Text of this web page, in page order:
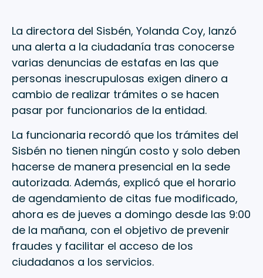
La directora del Sisbén, Yolanda Coy, lanzó
una alerta a la ciudadanía tras conocerse
varias denuncias de estafas en las que
personas inescrupulosas exigen dinero a
cambio de realizar trámites o se hacen
pasar por funcionarios de la entidad.
La funcionaria recordó que los trámites del
Sisbén no tienen ningún costo y solo deben
hacerse de manera presencial en la sede
autorizada. Además, explicó que el horario
de agendamiento de citas fue modificado,
ahora es de jueves a domingo desde las 9:00
de la mañana, con el objetivo de prevenir
fraudes y facilitar el acceso de los
ciudadanos a los servicios.